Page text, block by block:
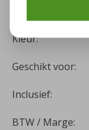
Kleur:
Geschikt voor:
Inclusief:
BTW / Marge: